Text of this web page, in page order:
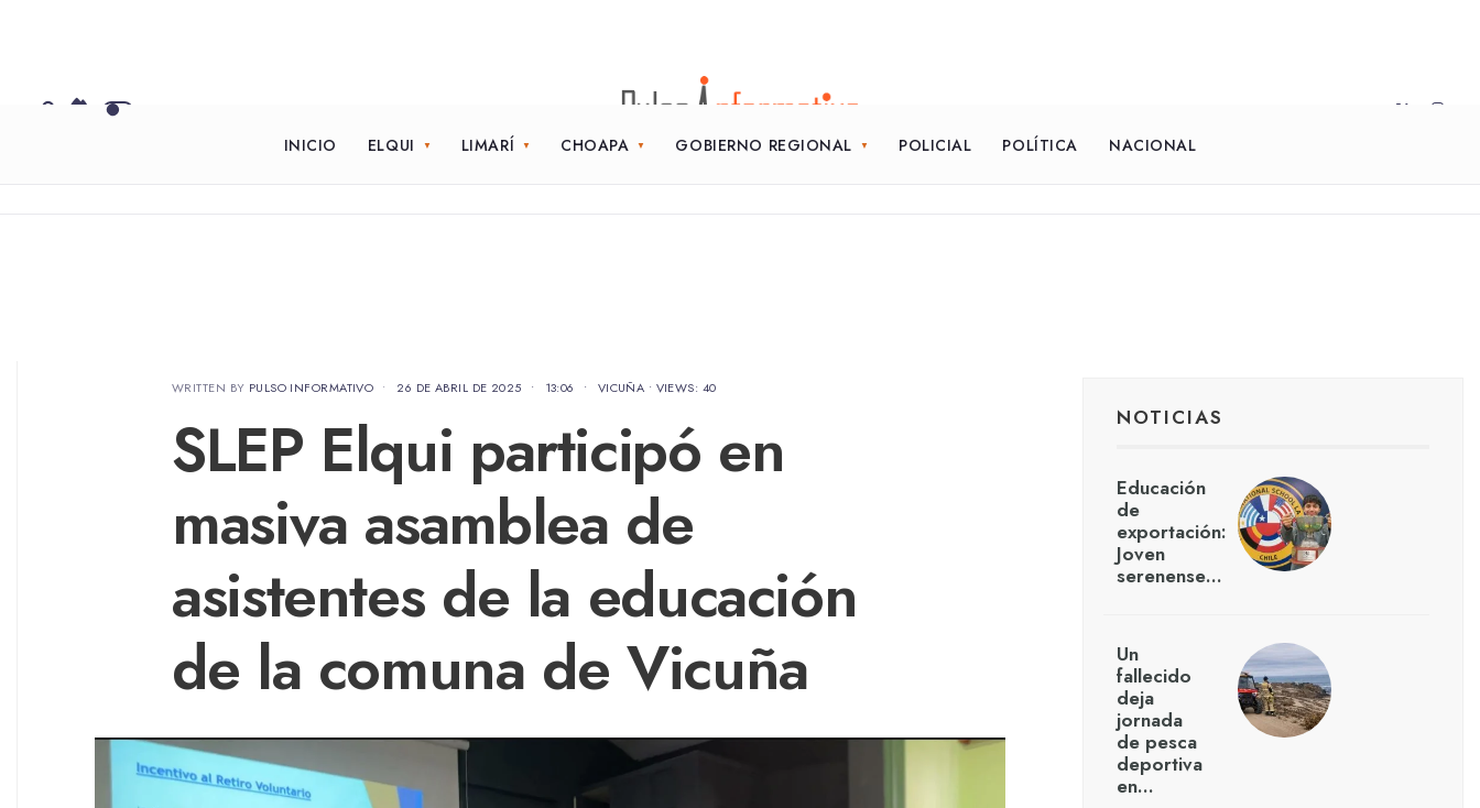
INICIO ELQUI LIMARÍ CHOAPA GOBIERNO REGIONAL POLICIAL POLÍTICA NACIONAL
WRITTEN BY PULSO INFORMATIVO • 26 DE ABRIL DE 2025 • 13:06 • VICUÑA • VIEWS: 40
SLEP Elqui participó en
masiva asamblea de
asistentes de la educación
de la comuna de Vicuña
NOTICIAS
Educación
de
exportación:
Joven
serenense…
Un
fallecido
deja
jornada
de pesca
deportiva
en…